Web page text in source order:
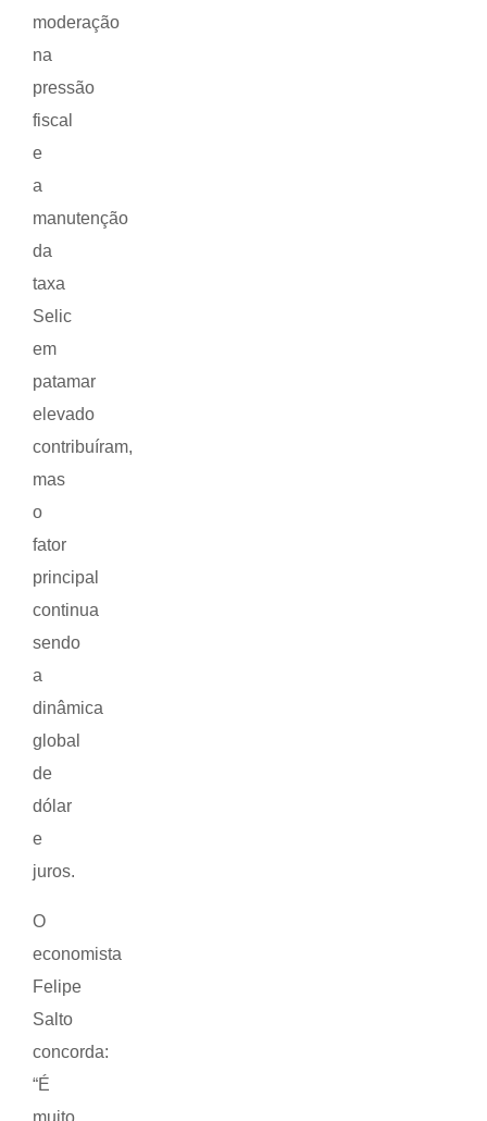
moderação
na
pressão
fiscal
e
a
manutenção
da
taxa
Selic
em
patamar
elevado
contribuíram,
mas
o
fator
principal
continua
sendo
a
dinâmica
global
de
dólar
e
juros.
O
economista
Felipe
Salto
concorda:
“É
muito